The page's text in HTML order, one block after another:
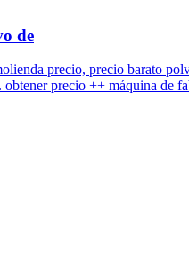
de
precio, precio barato
precio ++ máquina de